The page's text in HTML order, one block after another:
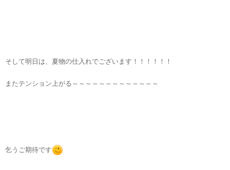
そして明日は、夏物の仕入れでございます！！！！！！
またテンション上がる～～～～～～～～～～～～～
乞うご期待です